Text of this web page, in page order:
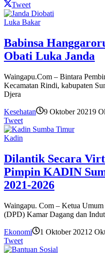
Tweet
Luka Bakar
Babinsa
Obati Luka Janda
Waingapu.Com – Bintara
Kecamatan Rindi, kabupaten
Djera
Kesehatan 9 Oktober 20219
Tweet
Kadin
Dilantik Secara
Pimpin KADIN
2021-2026
Waingapu. Com – Ketua
(DPD) Kamar Dagang dan
Ekonomi 1 Oktober 2021 2
Tweet